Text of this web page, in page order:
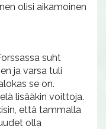
olisi aikamoinen
suht
ja varsa tuli
se on.
lisääkin voittoja.
että tammalla
olla